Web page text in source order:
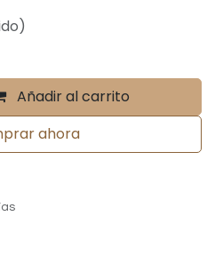
Añadir al carrito
ahora